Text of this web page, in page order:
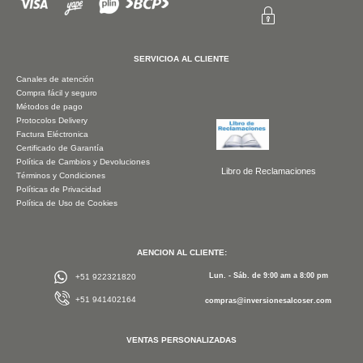
SERVICIOA AL CLIENTE
Canales de atención
Compra fácil y seguro
Métodos de pago
Protocolos Delivery
Factura Eléctronica
Certificado de Garantía
Política de Cambios y Devoluciones
Términos y Condiciones
Políticas de Privacidad
Política de Uso de Cookies
Libro de Reclamaciones
AENCION AL CLIENTE:
+51 922321820
+51 941402164
Lun. - Sáb. de 9:00 am a 8:00 pm
compras@inversionesalcoser.com
VENTAS PERSONALIZADAS